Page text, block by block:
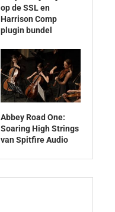
op de SSL en
Harrison Comp
plugin bundel
Abbey Road One:
Soaring High Strings
van Spitfire Audio